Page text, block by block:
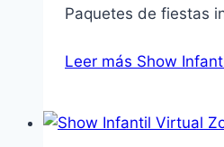
Paquetes de fiestas
Leer más Show